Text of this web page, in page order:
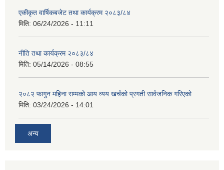
एकीकृत वार्षिकबजेट तथा कार्यक्रम २०८३/८४
मिति: 06/24/2026 - 11:11
नीति तथा कार्यक्रम २०८३/८४
मिति: 05/14/2026 - 08:55
२०८२ फागुन महिना सम्मको आय व्यय खर्चको प्रगती सार्वजनिक गरिएको
मिति: 03/24/2026 - 14:01
अन्य